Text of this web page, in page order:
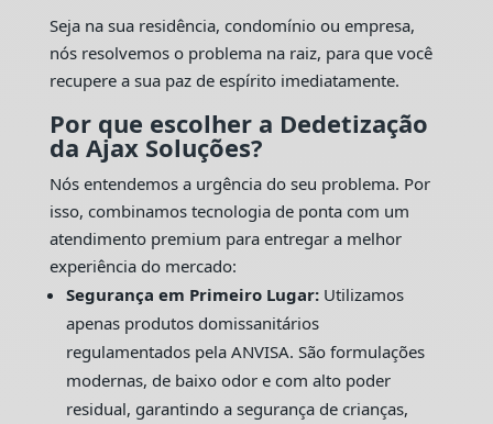
Seja na sua residência, condomínio ou empresa,
nós resolvemos o problema na raiz, para que você
recupere a sua paz de espírito imediatamente.
Por que escolher a Dedetização
da Ajax Soluções?
Nós entendemos a urgência do seu problema. Por
isso, combinamos tecnologia de ponta com um
atendimento premium para entregar a melhor
experiência do mercado:
Segurança em Primeiro Lugar:Utilizamos
apenas produtos domissanitários
regulamentados pela ANVISA. São formulações
modernas, de baixo odor e com alto poder
residual, garantindo a segurança de crianças,